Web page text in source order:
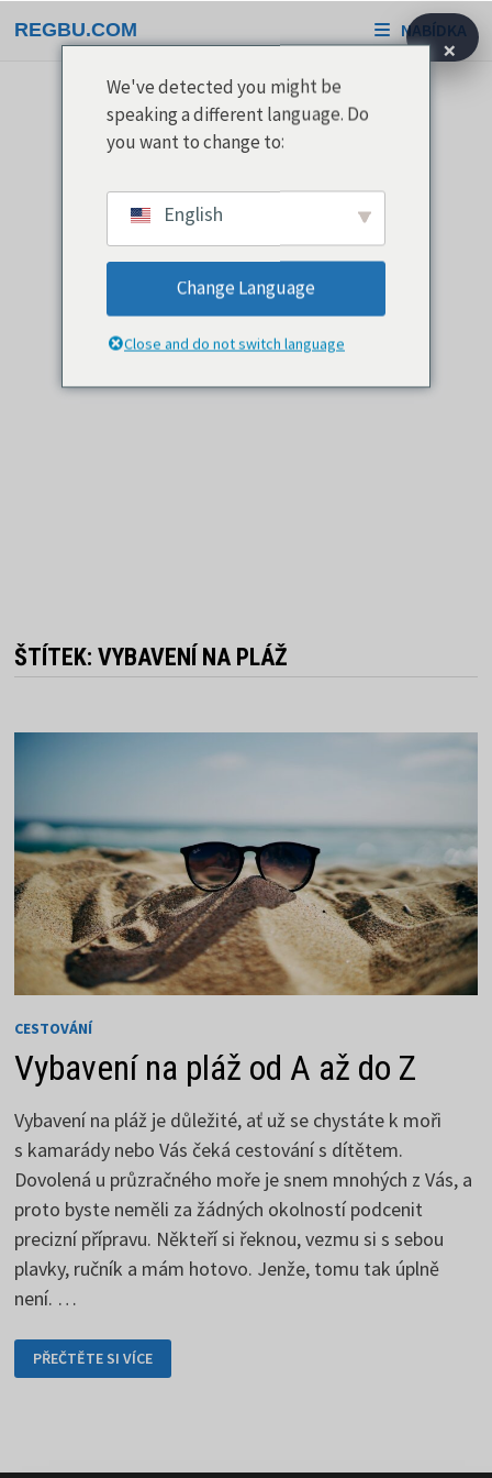
na
REGBU.COM NABÍDKA
ŠTÍTEK:VYBAVENÍ NA PLÁŽ
CESTOVÁNÍ
Vybavení na pláž od A až do Z
Vybavení na pláž je důležité, ať už se chystáte k moři
s kamarády nebo Vás čeká cestování s dítětem.
Dovolená u průzračného moře je snem mnohých z Vás, a
proto byste neměli za žádných okolností podcenit
precizní přípravu. Někteří si řeknou, vezmu si s sebou
plavky, ručník a mám hotovo. Jenže, tomu tak úplně
není. …
VYBAVENÍ
NA
PLÁŽ
PŘEČTĚTE SI VÍCE
×
We've detected you might be
speaking a different language. Do
you want to change to:
English
Change Language
Close and do not switch language